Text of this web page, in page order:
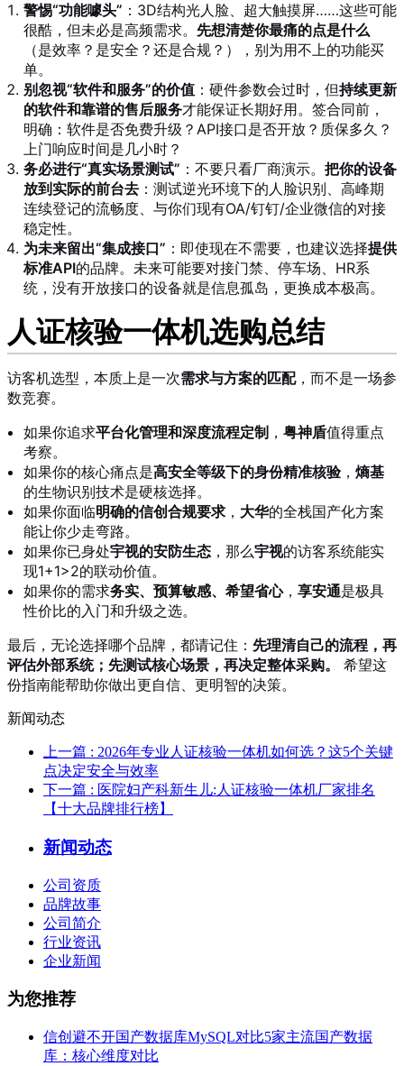
警惕“功能噱头” ：3D结构光人脸、超大触摸屏……这些可能
很酷，但未必是高频需求。 先想清楚你最痛的点是什么
（是效率？是安全？还是合规？），别为用不上的功能买
单。
别忽视“软件和服务”的价值 ：硬件参数会过时，但持续更新
的软件和靠谱的售后服务才能保证长期好用。签合同前，
明确：软件是否免费升级？API接口是否开放？质保多久？
上门响应时间是几小时？
务必进行“真实场景测试” ：不要只看厂商演示。 把你的设备
放到实际的前台去 ：测试逆光环境下的人脸识别、高峰期
连续登记的流畅度、与你们现有OA/钉钉/企业微信的对接
稳定性。
为未来留出“集成接口” ：即使现在不需要，也建议选择提供
标准API的品牌。未来可能要对接门禁、停车场、HR系
统，没有开放接口的设备就是信息孤岛，更换成本极高。
人证核验一体机选购总结
访客机选型，本质上是一次需求与方案的匹配，而不是一场参
数竞赛。
如果你追求平台化管理和深度流程定制 ， 粤神盾值得重点
考察。
如果你的核心痛点是高安全等级下的身份精准核验， 熵基
的生物识别技术是硬核选择。
如果你面临明确的信创合规要求， 大华的全栈国产化方案
能让你少走弯路。
如果你已身处宇视的安防生态 ，那么宇视的访客系统能实
现1+1>2的联动价值。
如果你的需求务实、预算敏感、希望省心， 享安通是极具
性价比的入门和升级之选。
最后，无论选择哪个品牌，都请记住： 先理清自己的流程，再
评估外部系统；先测试核心场景，再决定整体采购。
希望这
份指南能帮助你做出更自信、更明智的决策。
新闻动态
上一篇 : 2026年专业人证核验一体机如何选？这5个关键
点决定安全与效率
下一篇 : 医院妇产科新生儿:人证核验一体机厂家排名
【十大品牌排行榜】
新闻动态
公司资质
品牌故事
公司简介
行业资讯
企业新闻
为您推荐
信创避不开国产数据库MySQL对比5家主流国产数据
库：核心维度对比